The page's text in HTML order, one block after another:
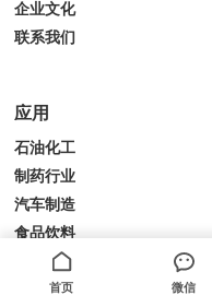
企业文化
联系我们
应用
石油化工
制药行业
汽车制造
食品饮料
油漆涂料
首页 微信